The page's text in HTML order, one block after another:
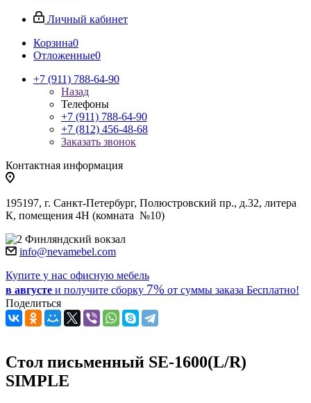
Личный кабинет
Корзина0
Отложенные0
+7 (911) 788-64-90
Назад
Телефоны
+7 (911) 788-64-90
+7 (812) 456-48-68
Заказать звонок
Контактная информация
195197, г. Санкт-Петербург, Полюстровский пр., д.32, литера
К, помещения 4Н (комната №10)
Финляндский вокзал
info@nevamebel.com
Купите у нас офисную мебель
в августе и получите сборку 7% от суммы заказа Бесплатно!
Поделиться
Стол письменный SE-1600(L/R)
SIMPLE